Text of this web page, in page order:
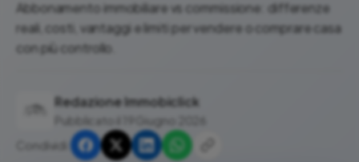
Abbonamento immobiliare vs commissione: differenze
reali, costi, vantaggi e limiti per vendere o comprare casa
con più controllo.
Redazione Immobiclick
Pubblicato il 19 Giugno 2026
Condividi: